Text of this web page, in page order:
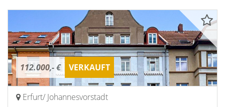
112.000,- € VERKAUFT
Erfurt/ Johannesvorstadt